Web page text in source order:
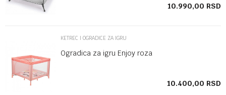
10.990,00 RSD
KETREC I OGRADICE ZA IGRU
Ogradica za igru Enjoy roza
10.400,00 RSD